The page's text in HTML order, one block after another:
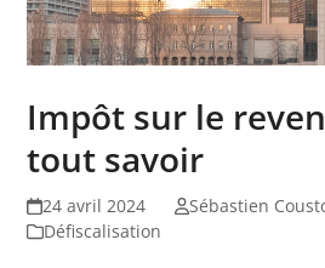
Impôt sur le
tout savoir
24 avril 2024
Sébastien
Défiscalisation